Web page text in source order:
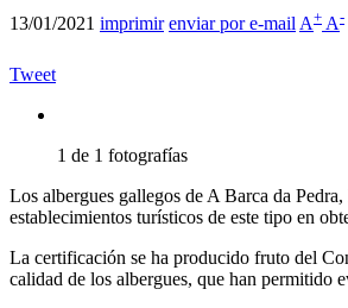
13/01/2021 imprimir enviar por e-mail A+ A-
Tweet
1 de 1 fotografías
Los albergues gallegos de A Barca da
establecimientos turísticos de este tipo en
La certificación se ha producido fruto del
calidad de los albergues, que han permitido